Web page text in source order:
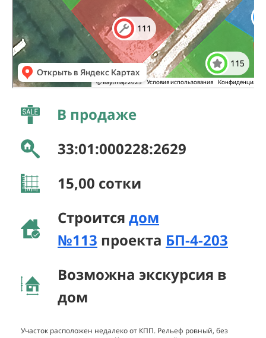
В продаже
33:01:000228:2629
15,00 сотки
Строится дом
№113 проекта БП-4-203
Возможна экскурсия в
дом
Участок расположен недалеко от КПП. Рельеф ровный, без